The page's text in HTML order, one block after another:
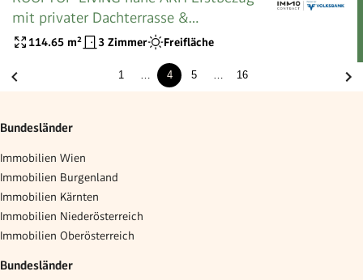
mit privater Dachterrasse &
Panoramablick über Wien
114.65 m² 3 Zimmer Freifläche
1 … 4 5 … 16
Bundesländer
Immobilien Wien
Immobilien Burgenland
Immobilien Kärnten
Immobilien Niederösterreich
Immobilien Oberösterreich
Bundesländer